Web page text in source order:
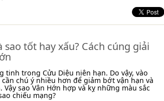
sao tốt hay xấu? Cách cúng giải
tinh trong Cửu Diệu niên hạn. Do vậy, vào
chú ý nhiều hơn để giảm bớt vận hạn và
Vậy sao Vân Hớn hợp và kỵ những màu sắc
chiếu mạng?